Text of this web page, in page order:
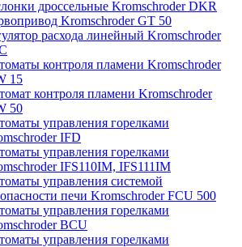
дроссельные Kromschroder DKR
Kromschroder GT 50
расхода линейный Kromschroder
контроля пламени Kromschroder
15
контроля пламени Kromschroder
50
управления горелками
IFD
управления горелками
IFS110IM, IFS111IM
управления системой
печи Kromschroder FCU 500
управления горелками
BCU
управления горелками